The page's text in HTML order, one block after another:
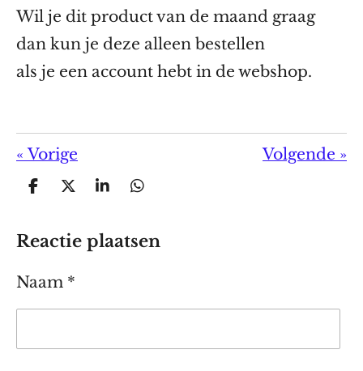
Wil je dit product van de maand graag
dan kun je deze alleen bestellen
als je een account hebt in de webshop.
«Vorige Volgende »
D
e
D
l
S
r
D
e
Reactie plaatsen
Naam *